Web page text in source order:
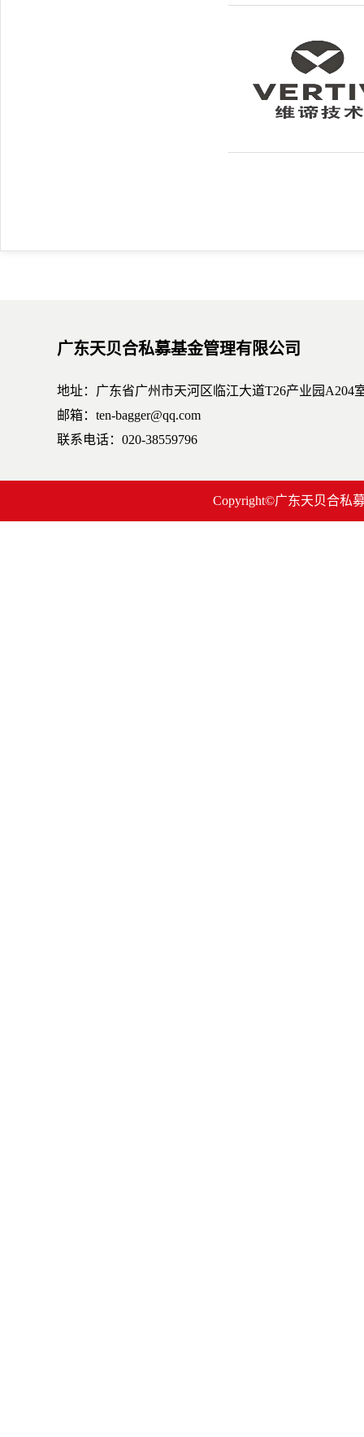
广东天贝合私募基金管理有限公司
地址：广东省广州市天河区临江大道T26产业园A204
邮箱：ten-bagger@qq.com
联系电话：020-38559796
Copyright©广东天贝合私